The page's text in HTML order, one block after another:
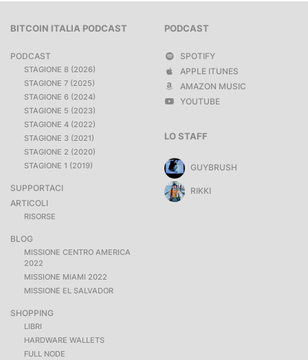
BITCOIN ITALIA PODCAST
PODCAST
STAGIONE 8 (2026)
STAGIONE 7 (2025)
STAGIONE 6 (2024)
STAGIONE 5 (2023)
STAGIONE 4 (2022)
STAGIONE 3 (2021)
STAGIONE 2 (2020)
STAGIONE 1 (2019)
SUPPORTACI
ARTICOLI
RISORSE
BLOG
MISSIONE CENTRO AMERICA
2022
MISSIONE MIAMI 2022
MISSIONE EL SALVADOR
SHOPPING
LIBRI
HARDWARE WALLETS
FULL NODE
PODCAST
SPOTIFY
APPLE ITUNES
AMAZON MUSIC
YOUTUBE
LO STAFF
GUYBRUSH
RIKKI